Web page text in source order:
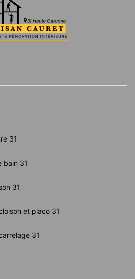
31
bain 31
31
et placo 31
31